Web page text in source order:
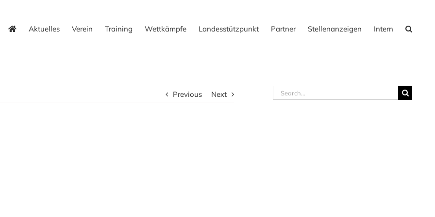
Aktuelles Verein Training Wettkämpfe Landesstützpunkt Partner Stellenanzeigen Intern
Previous Next
Search
for: